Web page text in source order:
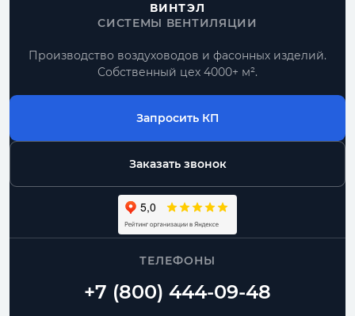
ВИНТЭЛ
СИСТЕМЫ ВЕНТИЛЯЦИИ
Производство воздуховодов и фасонных изделий.
Собственный цех 4000+ м².
Запросить КП
Заказать звонок
ТЕЛЕФОНЫ